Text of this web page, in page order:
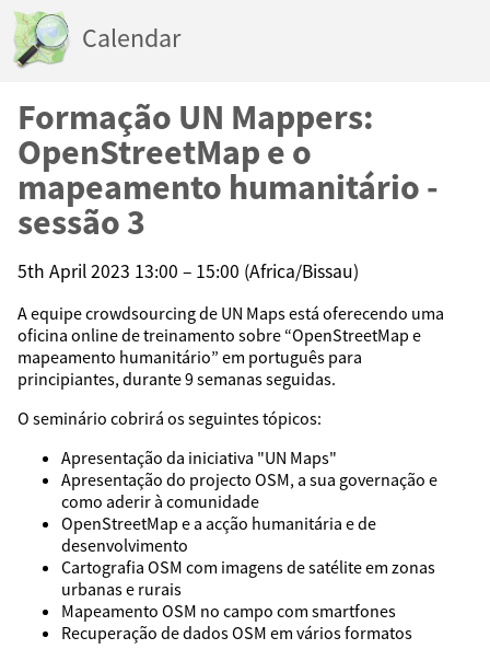
Calendar
Formação UN Mappers:
OpenStreetMap e o
mapeamento humanitário -
sessão 3
5th April 2023 13:00 – 15:00 (Africa/Bissau)
A equipe crowdsourcing de UN Maps está oferecendo uma
oficina online de treinamento sobre “OpenStreetMap e
mapeamento humanitário” em português para
principiantes, durante 9 semanas seguidas.
O seminário cobrirá os seguintes tópicos:
Apresentação da iniciativa "UN Maps"
Apresentação do projecto OSM, a sua governação e
como aderir à comunidade
OpenStreetMap e a acção humanitária e de
desenvolvimento
Cartografia OSM com imagens de satélite em zonas
urbanas e rurais
Mapeamento OSM no campo com smartfones
Recuperação de dados OSM em vários formatos